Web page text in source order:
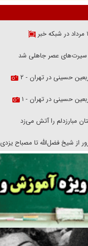
سیرت‌های عصر جاهلی شد
حسینی در تهران - ۲
حسینی در تهران - ۱
مبارزدلم را آتش می‌زد
از شیخ فضل‌الله تا مصباح یزدی
و آخرش گریه است!
جدید پهپاد‌ها
صنعت زیبایی